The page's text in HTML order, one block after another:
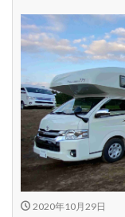
2020年10月29日